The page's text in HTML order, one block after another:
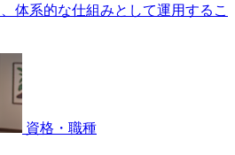
体系的な仕組みとして運用するこ
資格・職種